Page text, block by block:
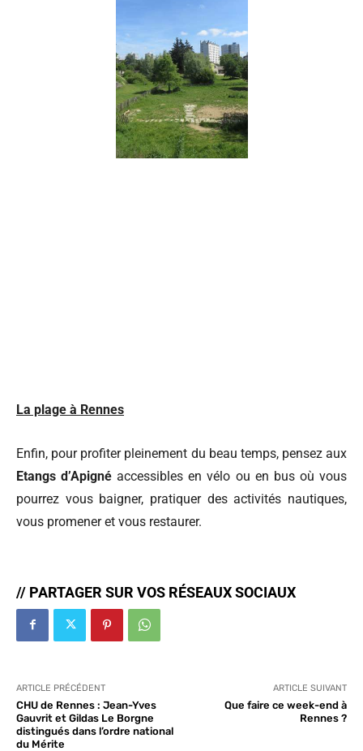
La plage à Rennes
Enfin, pour profiter pleinement du beau temps, pensez aux
Etangs d’Apigné accessibles en vélo ou en bus où vous
pourrez vous baigner, pratiquer des activités nautiques,
vous promener et vous restaurer.
// PARTAGER SUR VOS RÉSEAUX SOCIAUX
ARTICLE PRÉCÉDENT
CHU de Rennes : Jean-Yves
Gauvrit et Gildas Le Borgne
distingués dans l’ordre national
du Mérite
ARTICLE SUIVANT
Que faire ce week-end à
Rennes ?